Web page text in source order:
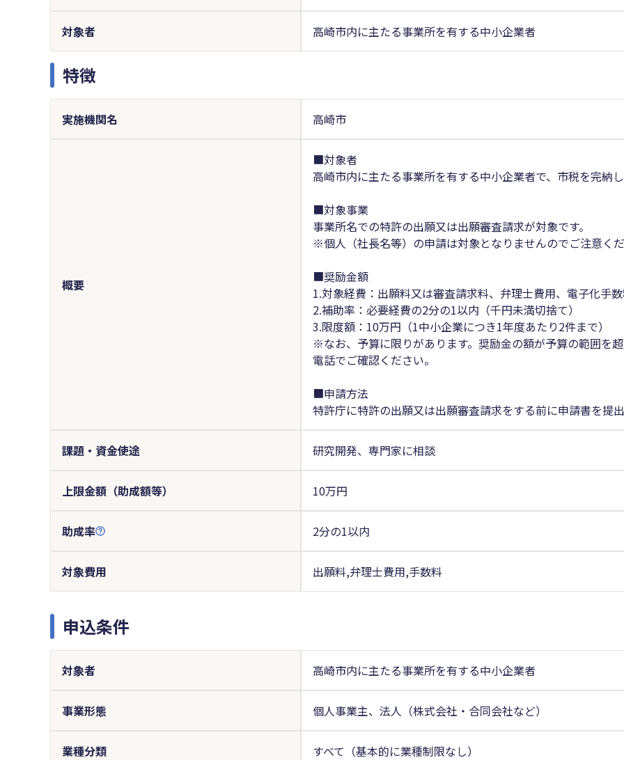
対象者 高崎市内に主たる事業所を有する中小企業者
特徴
実施機関名 高崎市
概要
■対象者
高崎市内に主たる事業所を有する中小企業者で、市税を完納し
■対象事業
事業所名での特許の出願又は出願審査請求が対象です。
※個人（社長名等）の申請は対象となりませんのでご注意く
■奨励金額
1.対象経費：出願料又は審査請求料、弁理士費用、電子化手
2.補助率：必要経費の2分の1以内（千円未満切捨て）
3.限度額：10万円（1中小企業につき1年度あたり2件まで）
※なお、予算に限りがあります。奨励金の額が予算の範囲を
電話でご確認ください。
■申請方法
特許庁に特許の出願又は出願審査請求をする前に申請書を提出
課題・資金使途 研究開発、専門家に相談
上限金額（助成額等） 10万円
助成率 2分の1以内
対象費用 出願料,弁理士費用,手数料
申込条件
対象者 高崎市内に主たる事業所を有する中小企業者
事業形態 個人事業主、法人（株式会社・合同会社など）
業種分類 すべて（基本的に業種制限なし）